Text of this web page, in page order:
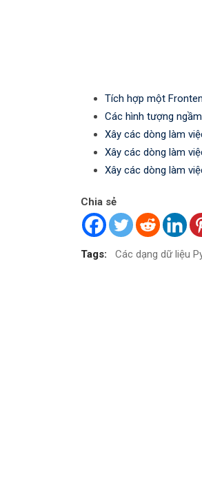
Tích hợp một
Các hình tượng
Xây các dòng làm
Xây các dòng làm
Xây các dòng làm
Chia sẻ
Tags: Các dạng dữ liệu